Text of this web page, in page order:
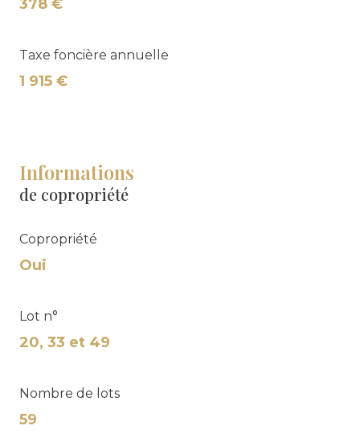
378 €
Taxe foncière annuelle
1 915 €
Informations
de copropriété
Copropriété
Oui
Lot n°
20, 33 et 49
Nombre de lots
59